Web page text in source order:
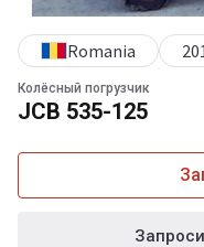
Колёсный погрузчик
JCB 535-125
Romania